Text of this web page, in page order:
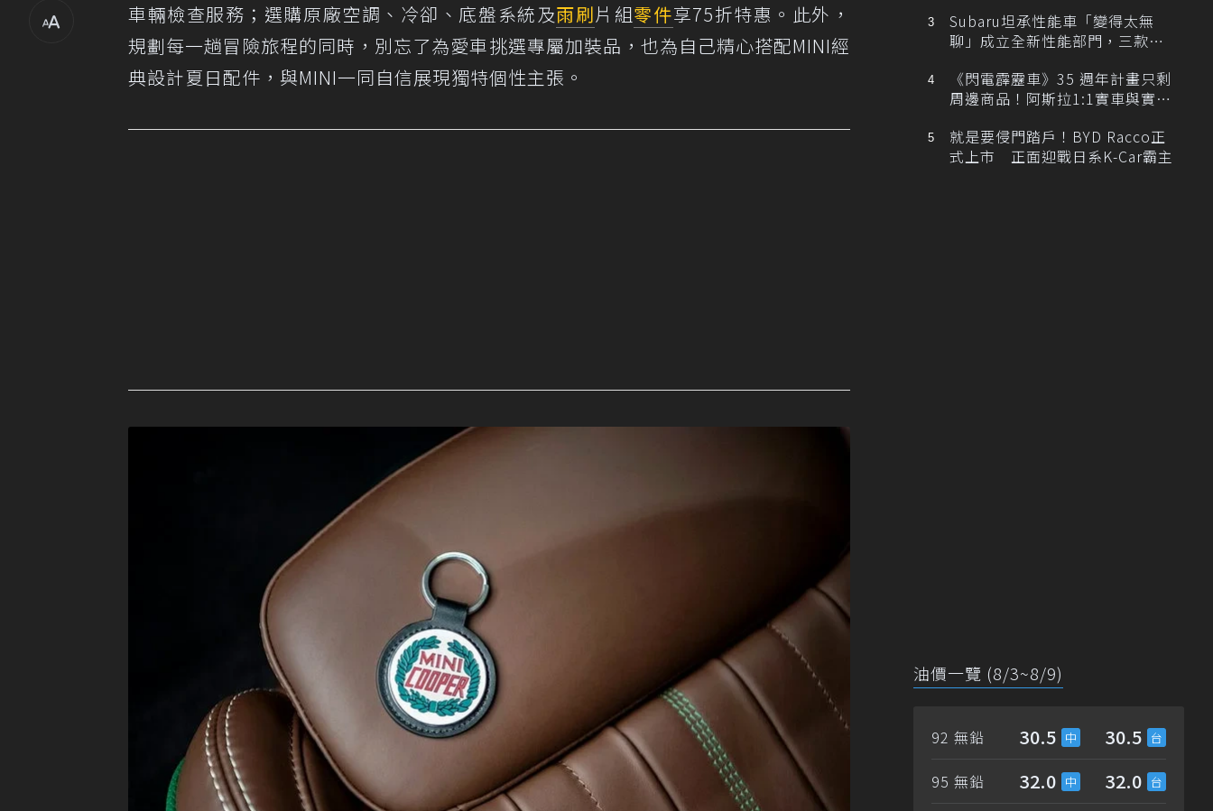
車輛檢查服務；選購原廠空調、冷卻、底盤系統及雨刷片組零件享75折特惠。此外，
規劃每一趟冒險旅程的同時，別忘了為愛車挑選專屬加裝品，也為自己精心搭配MINI經
典設計夏日配件，與MINI一同自信展現獨特個性主張。
Subaru坦承性能車「變得太無
聊」成立全新性能部門，三款手
《閃電霹靂車》35 週年計畫只剩
周邊商品！阿斯拉1:1實車與實體
就是要侵門踏戶！BYD Racco正
式上市 正面迎戰日系K-Car霸主
油價一覽 (8/3~8/9)
92 無鉛 30.5 30.5
95 無鉛 32.0 32.0